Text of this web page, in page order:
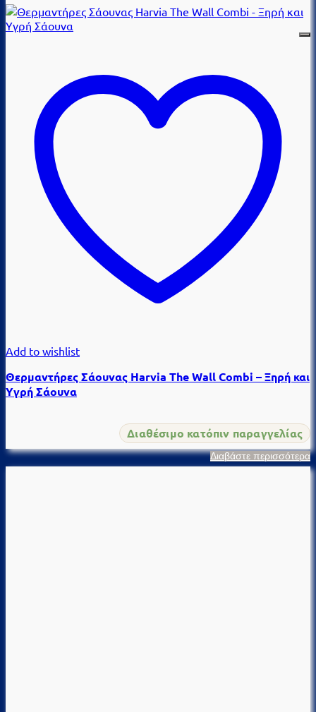
Add to wishlist
Θερμαντήρες Σάουνας Harvia The Wall Combi – Ξηρή και
Υγρή Σάουνα
Διαθέσιμο κατόπιν παραγγελίας
Διαβάστε περισσότερα